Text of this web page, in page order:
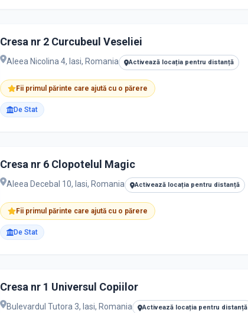
Cresa nr 2 Curcubeul Veseliei
Aleea Nicolina 4, Iasi, Romania Activează locația pentru distanță
Fii primul părinte care ajută cu o părere
De Stat
Cresa nr 6 Clopotelul Magic
Aleea Decebal 10, Iasi, Romania Activează locația pentru distanță
Fii primul părinte care ajută cu o părere
De Stat
Cresa nr 1 Universul Copiilor
Bulevardul Tutora 3, Iasi, Romania Activează locația pentru distanță